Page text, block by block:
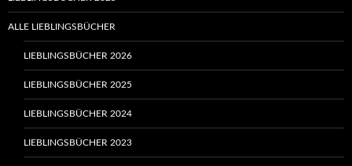
ALLE LIEBLINGSBÜCHER
LIEBLINGSBÜCHER 2026
LIEBLINGSBÜCHER 2025
LIEBLINGSBÜCHER 2024
LIEBLINGSBÜCHER 2023